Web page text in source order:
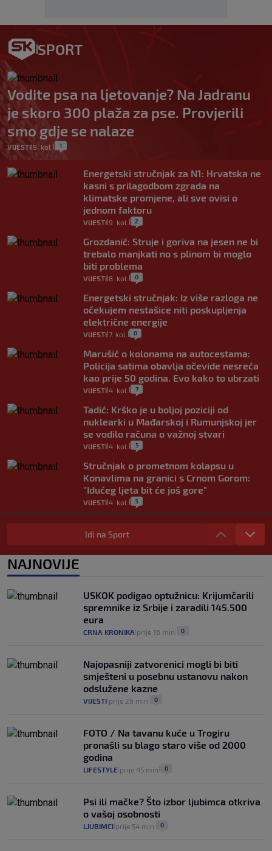
SPORT
Vodite psa na ljetovanje? Na Jadranu
je skoro 300 plaža za pse. Provjerili
smo gdje se nalaze
VIJESTI|9. kol. 1
Energetski stručnjak za N1: Hrvatska ne
kasni s prilagodbom zgrada na
klimatske promjene, ali sve ovisi o
jednom faktoru
VIJESTI 9. kol. 2
Grozdanić: Struje i goriva na jesen ne bi
trebalo manjkati no s plinom bi moglo
biti problema
VIJESTI 8. kol. 0
Energetski stručnjak: Iz više razloga ne
očekujem nestašice niti poskupljenja
električne energije
VIJESTI 7. kol. 0
Marušić o kolonama na autocestama:
Policija satima obavlja očevide nesreća
kao prije 50 godina. Evo kako to ubrzati
VIJESTI 4. kol. 7
Tadić: Krško je u boljoj poziciji od
nuklearki u Mađarskoj i Rumunjskoj jer
se vodilo računa o važnoj stvari
VIJESTI 4. kol. 5
Stručnjak o prometnom kolapsu u
Konavlima na granici s Crnom Gorom:
"Idućeg ljeta bit će još gore"
VIJESTI 4. kol. 3
Iz Hrvatske u Italiju može se i preko
mora. Provjerili smo brodske linije i
2
rajčica košta deset eura: "Nećete ih
vidjeti na akcijama u trgovinama"
VIJESTI 8
Idi na Sport
NAJNOVIJE
USKOK podigao optužnicu: Krijumčarili
spremnike iz Srbije i zaradili 145.500
eura
CRNA KRONIKA prije 16 min 0
Najopasniji zatvorenici mogli bi biti
smješteni u posebnu ustanovu nakon
odslužene kazne
VIJESTI prije 26 min 0
FOTO / Na tavanu kuće u Trogiru
pronašli su blago staro više od 2000
godina
LIFESTYLE prije 45 min 0
Psi ili mačke? Što izbor ljubimca otkriva
o vašoj osobnosti
LJUBIMCI prije 54 min 0